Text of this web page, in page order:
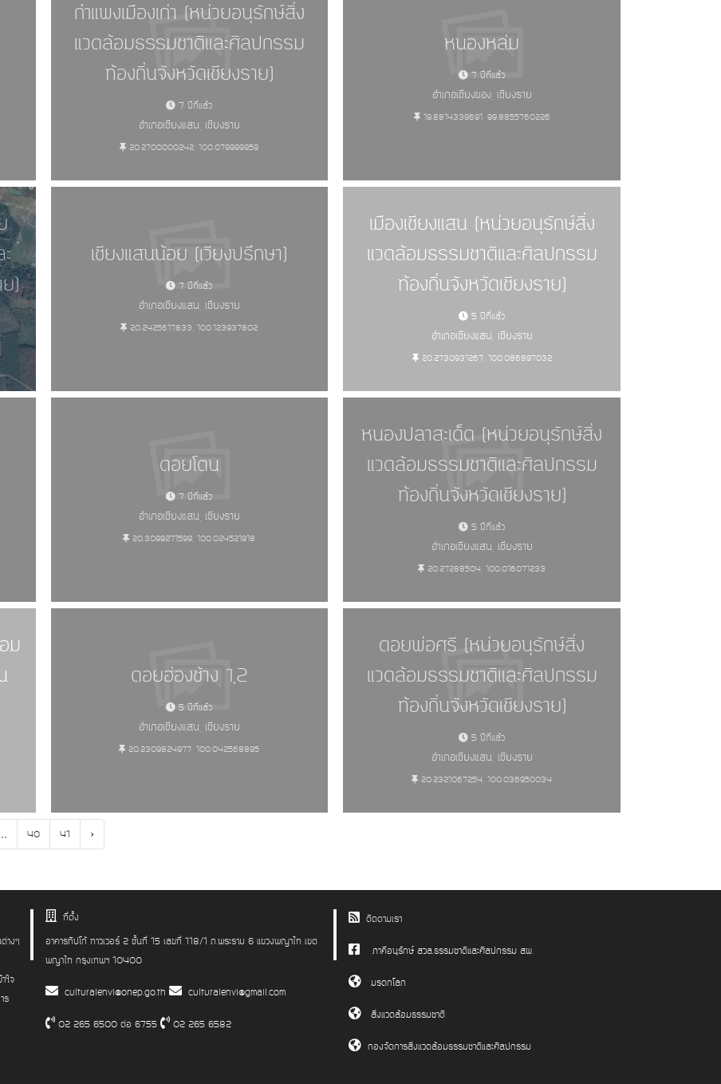
กำแพงเมืองเก่า (หน่วยอนุรักษ์สิ่ง
แวดล้อมธรรมชาติและศิลปกรรม
ท้องถิ่นจังหวัดเชียงราย)
7 ปีที่แล้ว
อำเภอเชียงแสน, เชียงราย
20.2700000242, 100.079999959
หนองหล่ม
7 ปีที่แล้ว
อำเภอเชียงของ, เชียงราย
19.8814339691, 99.8855760226
)
เชียงแสนน้อย (เวียงปรึกษา)
7 ปีที่แล้ว
อำเภอเชียงแสน, เชียงราย
20.2425617833, 100.123937802
เมืองเชียงแสน (หน่วยอนุรักษ์สิ่ง
แวดล้อมธรรมชาติและศิลปกรรม
ท้องถิ่นจังหวัดเชียงราย)
5 ปีที่แล้ว
อำเภอเชียงแสน, เชียงราย
20.2730931267, 100.086897032
ดอยโตน
7 ปีที่แล้ว
อำเภอเชียงแสน, เชียงราย
20.3099271599, 100.024521918
หนองปลาสะเด็ด (หน่วยอนุรักษ์สิ่ง
แวดล้อมธรรมชาติและศิลปกรรม
ท้องถิ่นจังหวัดเชียงราย)
5 ปีที่แล้ว
อำเภอเชียงแสน, เชียงราย
20.27288504, 100.016071233
ม
ดอยฮ่องช้าง 1,2
5 ปีที่แล้ว
อำเภอเชียงแสน, เชียงราย
20.2309824977, 100.042568895
ดอยพ่อศรี (หน่วยอนุรักษ์สิ่ง
แวดล้อมธรรมชาติและศิลปกรรม
ท้องถิ่นจังหวัดเชียงราย)
5 ปีที่แล้ว
อำเภอเชียงแสน, เชียงราย
20.2321067254, 100.036950034
40 41 ›
างๆ
ใจ
ร
ที่ตั้ง
อาคารทิปโก้ ทาวเวอร์ 2 ชั้นที่ 15 เลขที่ 118/1 ถ.พระราม 6 แขวงพญาไท เขต
พญาไท กรุงเทพฯ 10400
culturalenvi@onep.go.th culturalenvi@gmail.com
02 265 6500 ต่อ 6755 02 265 6582
ติดตามเรา
ภาคีอนุรักษ์ สวล.ธรรมชาติและศิลปกรรม สผ.
มรดกโลก
สิ่งแวดล้อมธรรมชาติ
กองจัดการสิ่งแวดล้อมธรรมชาติและศิลปกรรม